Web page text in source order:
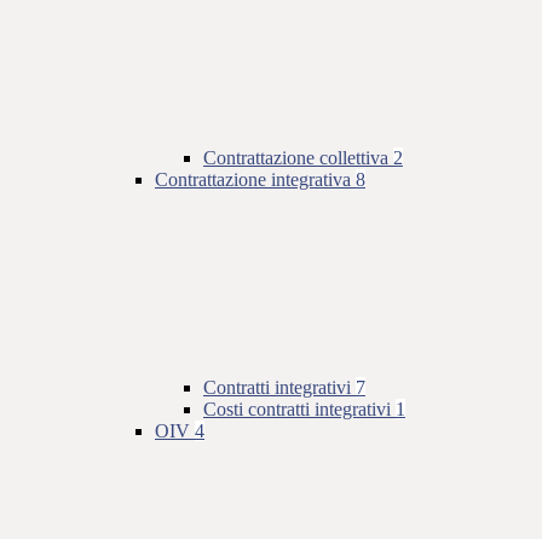
Contrattazione collettiva 2
Contrattazione integrativa 8
Contratti integrativi 7
Costi contratti integrativi 1
OIV 4